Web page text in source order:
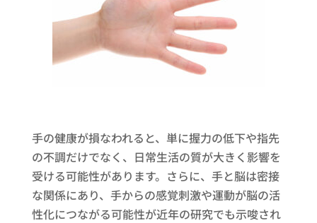
手の健康が損なわれると、単に握力の低下や指先
の不調だけでなく、日常生活の質が大きく影響を
受ける可能性があります。さらに、手と脳は密接
な関係にあり、手からの感覚刺激や運動が脳の活
性化につながる可能性が近年の研究でも示唆され